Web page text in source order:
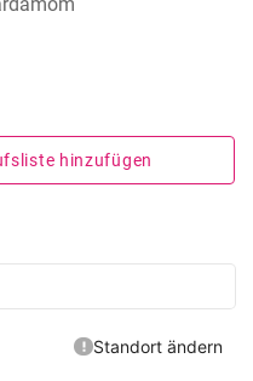
hinzufügen